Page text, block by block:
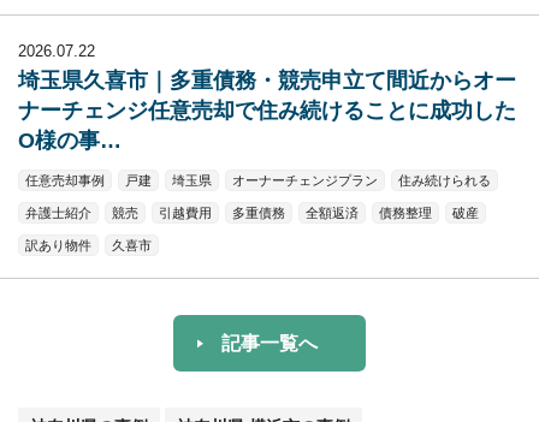
2026.07.22
埼玉県久喜市｜多重債務・競売申立て間近からオー
ナーチェンジ任意売却で住み続けることに成功した
O様の事…
任意売却事例 戸建 埼玉県 オーナーチェンジプラン 住み続けられる
弁護士紹介 競売 引越費用 多重債務 全額返済 債務整理 破産
訳あり物件 久喜市
記事一覧へ